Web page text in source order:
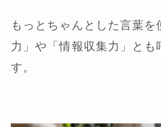
もっとちゃんとした言葉を
力」や「情報収集力」とも
す。